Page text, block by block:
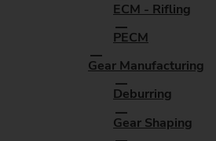
ECM - Rifling
PECM
Gear Manufacturing
Deburring
Gear Shaping